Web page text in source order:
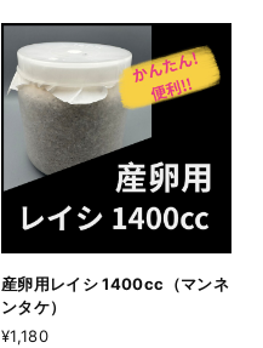
産卵用レイシ 1400cc（マンネ
ンタケ）
¥1,180